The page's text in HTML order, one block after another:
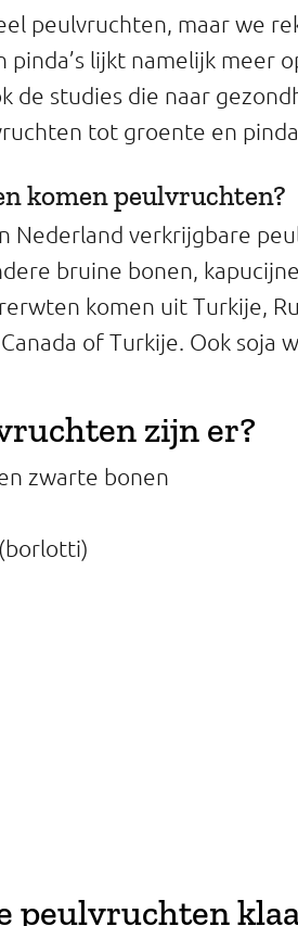
peulvruchten, maar we
pinda’s lijkt namelijk meer
de studies die naar
tot groente en
komen peulvruchten?
Nederland verkrijgbare
bruine bonen,
komen uit Turkije,
of Turkije. Ook soja
zijn er?
zwarte bonen
peulvruchten